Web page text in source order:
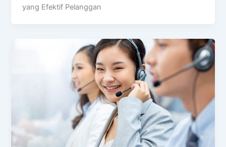
yang Efektif Pelanggan